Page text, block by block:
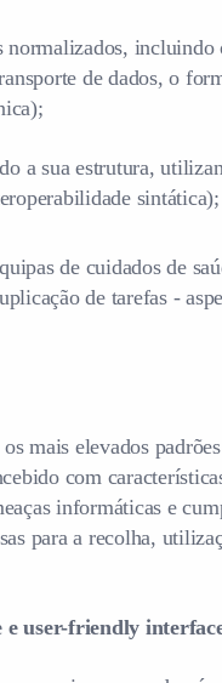
incluindo
de dados, o
a sua estrutura,
sintática);
de cuidados de
de tarefas -
mais elevados
com
informáticas e
para a recolha,
e user-friendly